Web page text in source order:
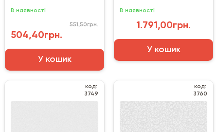
В наявності
504,40грн.
551,50грн.
У кошик
В наявності
1.791,00грн.
У кошик
код:
3749
код:
3760